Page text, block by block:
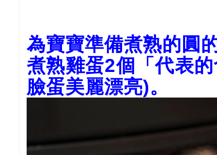
為寶寶準備煮熟的圓
煮熟雞蛋2個「代表
臉蛋美麗漂亮)。